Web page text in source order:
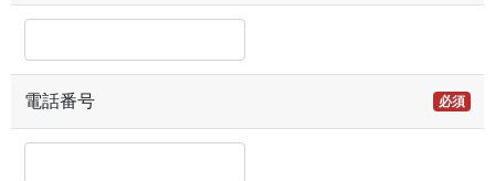
電話番号 必須